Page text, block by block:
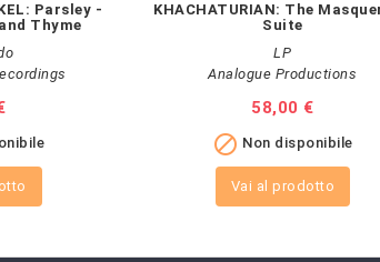
Parsley -
Thyme
KHACHATURIAN: The
Suite
LP
Analogue Productions
Prezzo
58,00 €
 Non disponibile
Vai al prodotto